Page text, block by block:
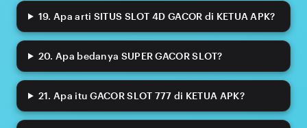
19. Apa arti SITUS SLOT 4D GACOR di KETUA APK?
20. Apa bedanya SUPER GACOR SLOT?
21. Apa itu GACOR SLOT 777 di KETUA APK?